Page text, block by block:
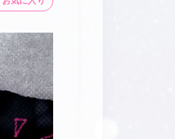
バンダイナムコID Link設定